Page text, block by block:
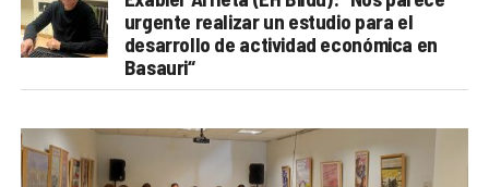
urgente realizar un estudio para el
desarrollo de actividad económica en
Basauri“